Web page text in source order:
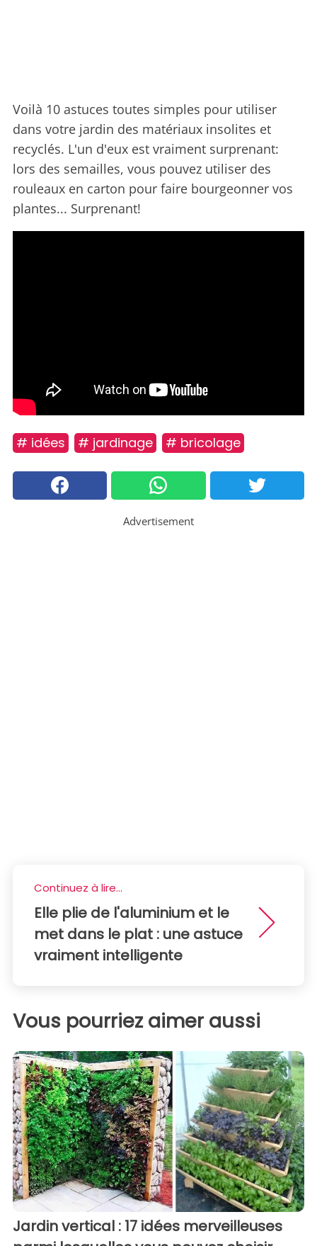
Voilà 10 astuces toutes simples pour utiliser
dans votre jardin des matériaux insolites et
recyclés. L'un d'eux est vraiment surprenant:
lors des semailles, vous pouvez utiliser des
rouleaux en carton pour faire bourgeonner vos
plantes... Surprenant!
# idées # jardinage # bricolage
Advertisement
Continuez à lire...
Elle plie de l'aluminium et le
met dans le plat : une astuce
vraiment intelligente
Vous pourriez aimer aussi
Jardin vertical : 17 idées merveilleuses